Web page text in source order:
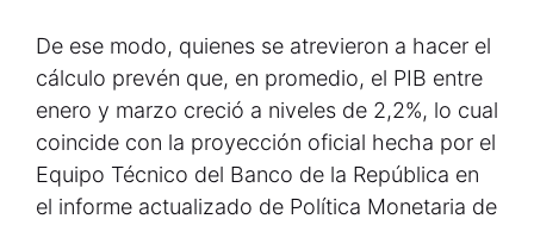
De ese modo, quienes se atrevieron a hacer el
cálculo prevén que, en promedio, el PIB entre
enero y marzo creció a niveles de 2,2%, lo cual
coincide con la proyección oficial hecha por el
Equipo Técnico del Banco de la República en
el informe actualizado de Política Monetaria de